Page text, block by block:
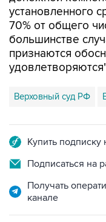
установленного
70% от общего
большинстве
признаются
Верховный суд РФ
Купить
Подписаться на
Получать
канале